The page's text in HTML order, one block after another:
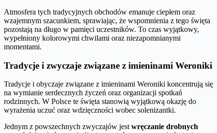
Atmosfera tych tradycyjnych obchodów emanuje ciepłem oraz
wzajemnym szacunkiem, sprawiając, że wspomnienia z tego święta
pozostają na długo w pamięci uczestników. To czas wyjątkowy,
wypełniony kolorowymi chwilami oraz niezapomnianymi
momentami.
Tradycje i zwyczaje związane z imieninami Weroniki
Tradycje i obyczaje związane z imieninami Weroniki koncentrują się
na wymianie serdecznych życzeń oraz organizacji spotkań
rodzinnych. W Polsce te święta stanowią wyjątkową okazję do
wyrażenia uczuć oraz wdzięczności wobec solenizantki.
Jednym z powszechnych zwyczajów jest wręczanie drobnych